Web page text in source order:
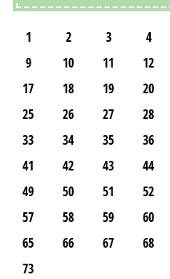
1 2 3 4
9
10 11 12
17
18 19 20
25
26 27 28
33
34 35 36
41
42 43 44
49
50 51 52
57
58 59 60
65
66 67 68
73